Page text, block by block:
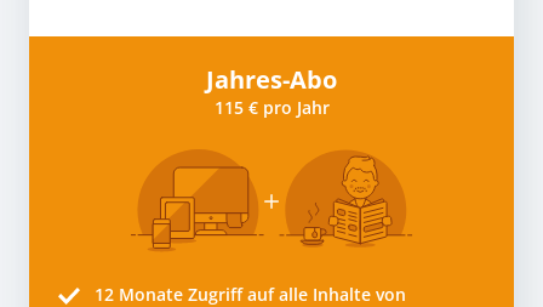
Jahres-Abo
115 € pro Jahr
12 Monate Zugriff auf alle Inhalte von